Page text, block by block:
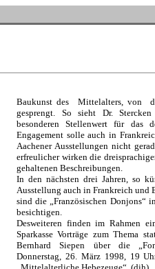
Baukunst des Mittelalters, von
gesprengt. So sieht Dr.
besonderen Stellenwert für das
Engagement solle auch in
Aachener Ausstellungen nicht
erfreulicher wirken die
gehaltenen Beschreibungen.
In den nächsten drei Jahren, so
Ausstellung auch in Frankreich und
sind die „Französischen Donjons“
besichtigen.
Desweiteren finden im Rahmen
Sparkasse Vorträge zum Thema
Bernhard Siepen über die
Donnerstag, 26. März 1998, 19